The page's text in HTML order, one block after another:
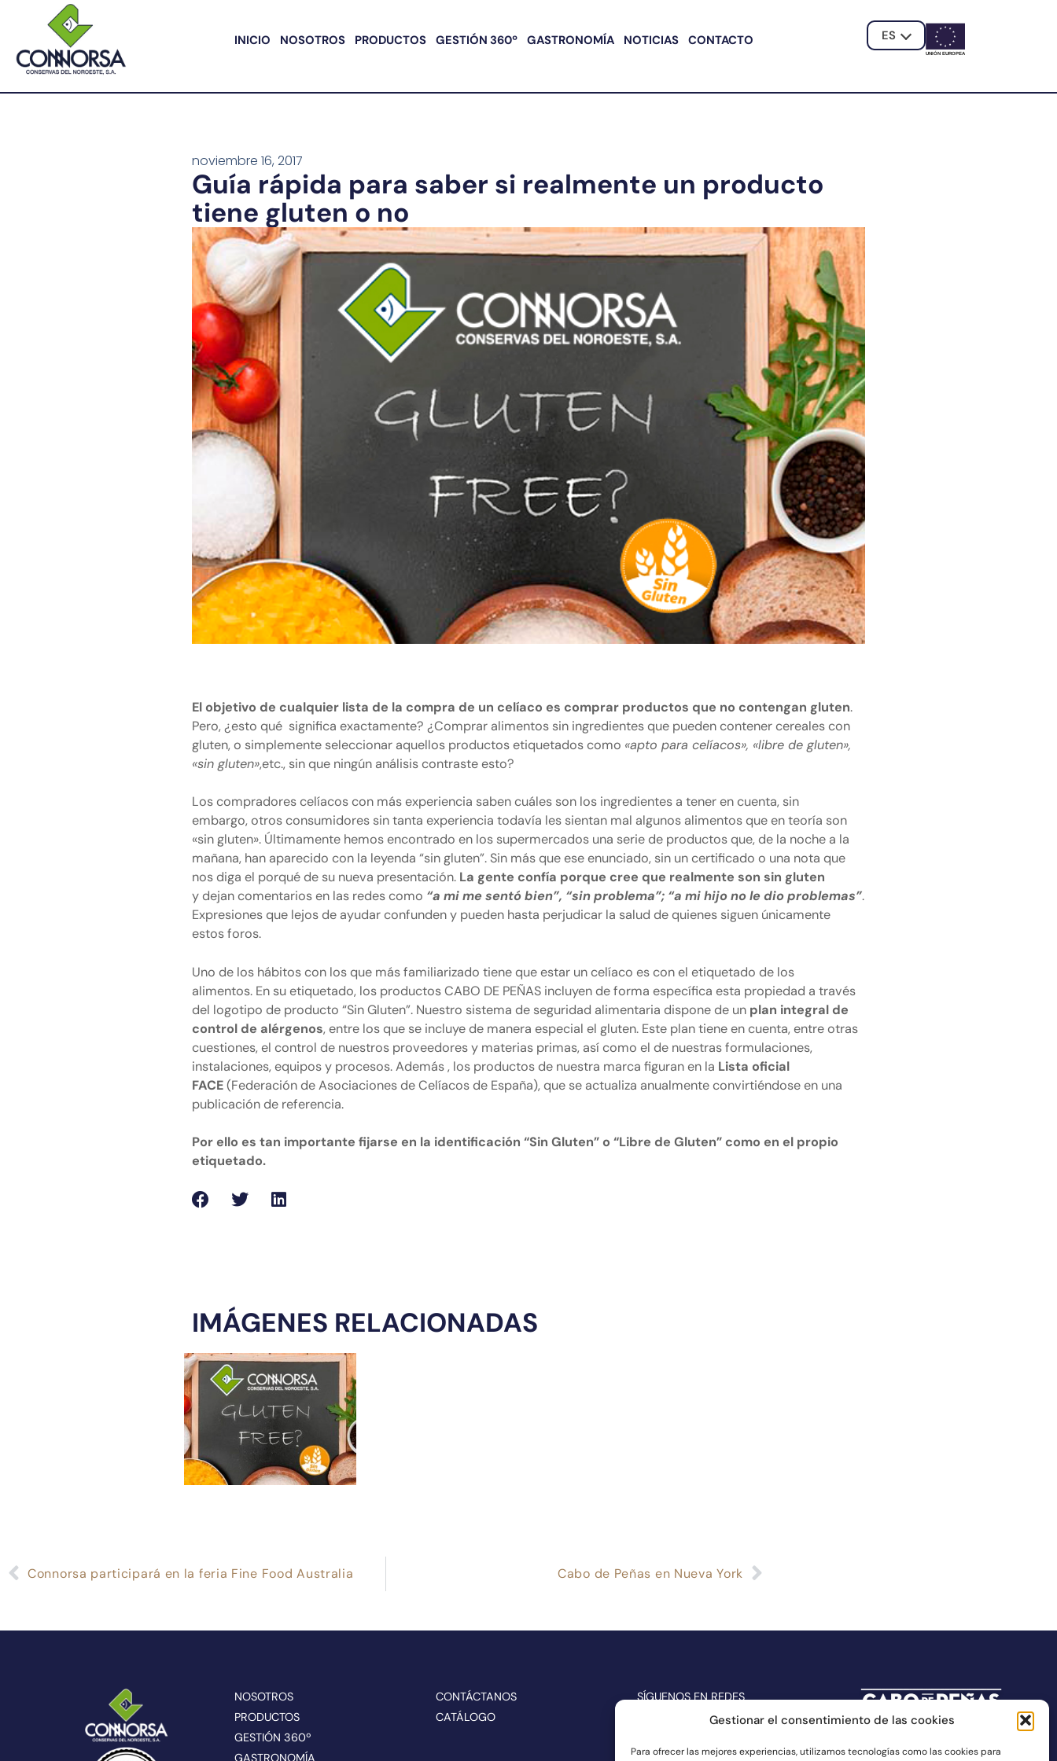
Gestionar el consentimiento de las cookies
Para ofrecer las mejores experiencias, utilizamos tecnologías como las cookies para
INICIO NOSOTROS PRODUCTOS GESTIÓN 360º GASTRONOMÍA NOTICIAS CONTACTO ES
UNIÓN EUROPEA
noviembre 16, 2017
Guía rápida para saber si realmente un producto
tiene gluten o no
El objetivo de cualquier lista de la compra de un celíaco es comprar productos que no contengan gluten.
Pero, ¿esto qué significa exactamente? ¿Comprar alimentos sin ingredientes que pueden contener cereales con
gluten, o simplemente seleccionar aquellos productos etiquetados como «apto para celíacos», «libre de gluten»,
«sin gluten»,etc., sin que ningún análisis contraste esto?
Los compradores celíacos con más experiencia saben cuáles son los ingredientes a tener en cuenta, sin
embargo, otros consumidores sin tanta experiencia todavía les sientan mal algunos alimentos que en teoría son
«sin gluten». Últimamente hemos encontrado en los supermercados una serie de productos que, de la noche a la
mañana, han aparecido con la leyenda “sin gluten”. Sin más que ese enunciado, sin un certificado o una nota que
nos diga el porqué de su nueva presentación. La gente confía porque cree que realmente son sin gluten
y dejan comentarios en las redes como “a mi me sentó bien”, “sin problema”; “a mi hijo no le dio problemas”.
Expresiones que lejos de ayudar confunden y pueden hasta perjudicar la salud de quienes siguen únicamente
estos foros.
Uno de los hábitos con los que más familiarizado tiene que estar un celíaco es conel etiquetado de los
alimentos. En su etiquetado, los productos CABO DE PEÑAS incluyen de forma específica esta propiedad a través
del logotipo de producto “Sin Gluten”. Nuestro sistema de seguridad alimentaria dispone de un plan integral de
control de alérgenos, entre los que se incluye de manera especial el gluten. Este plan tiene en cuenta, entre otras
cuestiones, el control de nuestros proveedores y materias primas, así como el de nuestras formulaciones,
instalaciones, equipos y procesos. Además , los productos de nuestra marca figuran en la Lista oficial
FACE(Federación de Asociaciones de Celíacos de España), que se actualiza anualmente convirtiéndose en una
publicación de referencia.
Por ello es tan importante fijarse en la identificación “Sin Gluten” o “Libre de Gluten” como en el propio
etiquetado.
IMÁGENES RELACIONADAS
Connorsa participará en la feria Fine Food Australia Cabo de Peñas en Nueva York
NOSOTROS
PRODUCTOS
GESTIÓN 360º
GASTRONOMÍA
CONTÁCTANOS
CATÁLOGO
SÍGUENOS EN REDES